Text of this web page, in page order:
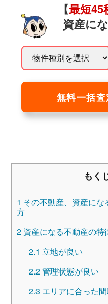
【最短45
資産に
無料一括
もく
1 その不動産、資産に
方
2資産になる不動産の特
2.1 立地が良い
2.2管理状態が良い
2.3 エリアに合った